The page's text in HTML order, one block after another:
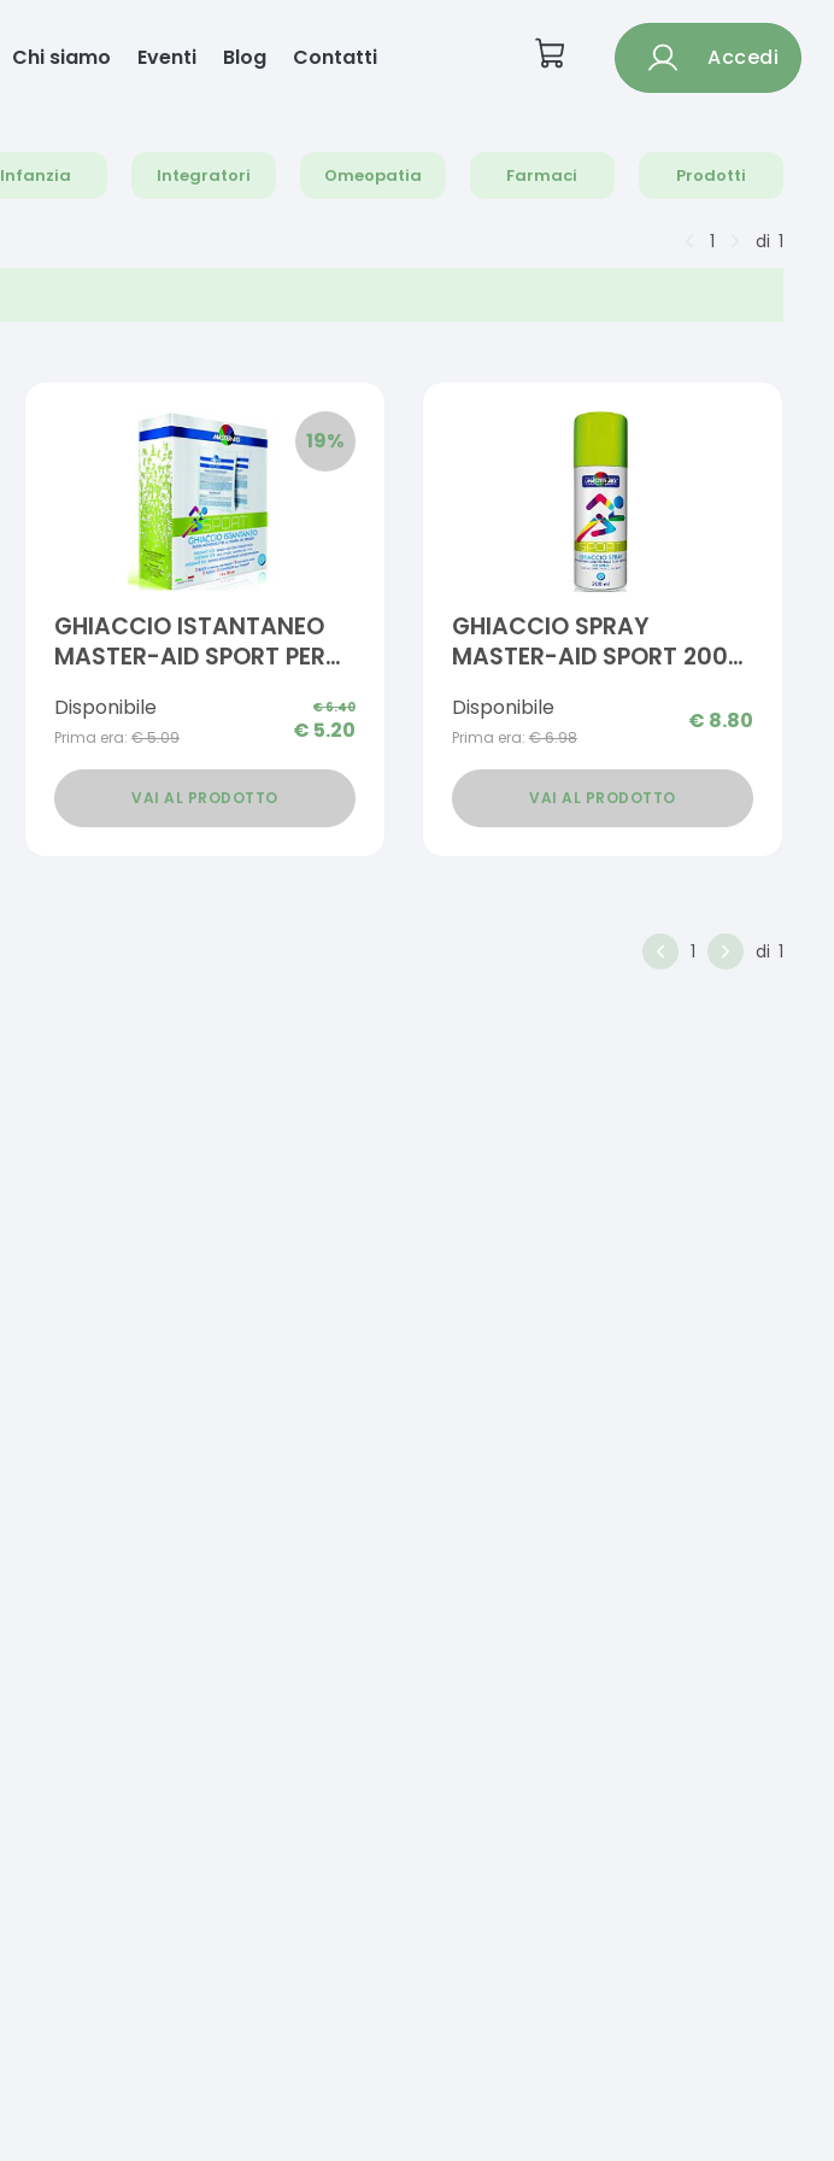
Chi siamo Eventi Blog Contatti Accedi
Infanzia Integratori Omeopatia Farmaci Prodotti
1 di 1
19%
GHIACCIO ISTANTANEO
MASTER-AID SPORT PER
PEZZI
Disponibile
Prima era: €5.09
€6.40
€ 5.20
VAI AL PRODOTTO
GHIACCIO SPRAY
MASTER-AID SPORT 200
Disponibile
Prima era: €6.98
€ 8.80
VAI AL PRODOTTO
1 di 1